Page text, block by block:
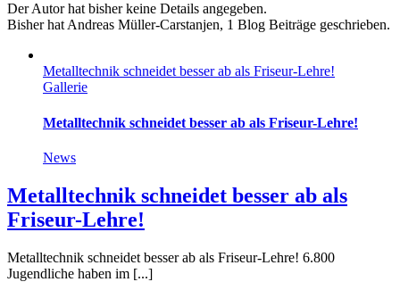
Der Autor hat bisher keine Details angegeben.
Bisher hat Andreas Müller-Carstanjen, 1 Blog Beiträge geschrieben.
Metalltechnik schneidet besser ab als Friseur-Lehre!
Gallerie
Metalltechnik schneidet besser ab als Friseur-Lehre!
News
Metalltechnik schneidet besser ab als
Friseur-Lehre!
Metalltechnik schneidet besser ab als Friseur-Lehre! 6.800
Jugendliche haben im [...]